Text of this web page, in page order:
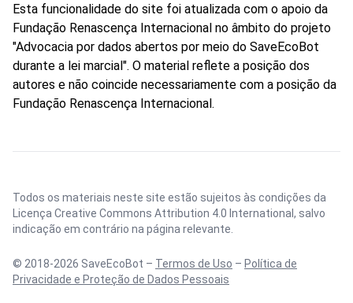
Esta funcionalidade do site foi atualizada com o apoio da
Fundação Renascença Internacional no âmbito do projeto
"Advocacia por dados abertos por meio do SaveEcoBot
durante a lei marcial". O material reflete a posição dos
autores e não coincide necessariamente com a posição da
Fundação Renascença Internacional.
Todos os materiais neste site estão sujeitos às condições da
Licença Creative Commons Attribution 4.0 International , salvo
indicação em contrário na página relevante.
© 2018-2026 SaveEcoBot – Termos de Uso – Política de
Privacidade e Proteção de Dados Pessoais